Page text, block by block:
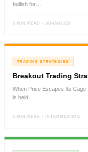
bullish for…
5 MIN READ · ADVANCED
TRADING STRATEGIES
Breakout Trading
When Price Escapes Its
is held…
5 MIN READ · INTERMEDIATE